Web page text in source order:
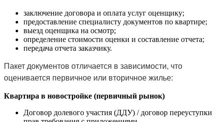
заключение договора и оплата услуг оценщику;
предоставление специалисту документов по квартире;
выезд оценщика на осмотр;
определение стоимости оценки и составление отчета;
передача отчета заказчику.
Пакет документов отличается в зависимости, что
оценивается первичное или вторичное жилье:
Квартира в новостройке (первичный рынок)
Договор долевого участия (ДДУ) / договор переуступки